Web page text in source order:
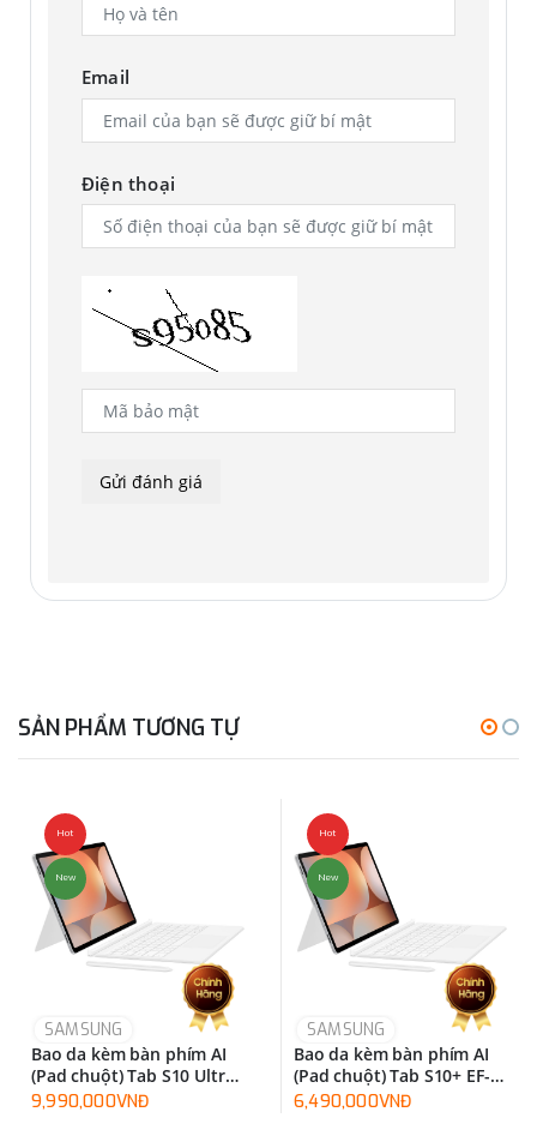
Email
Điện thoại
SẢN PHẨM TƯƠNG TỰ
Hot
New
SAMSUNG
Bao da kèm bàn phím AI
(Pad chuột) Tab S10 Ultra
EF-DX925UBEGWW
9,990,000VNĐ
Hot
New
SAMSUNG
Bao da kèm bàn phím AI
(Pad chuột) Tab S10+ EF-
DX825UWEGWW
6,490,000VNĐ